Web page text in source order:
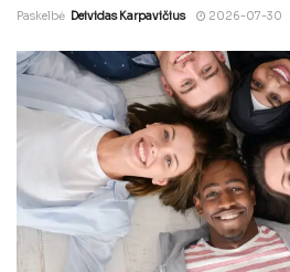
Paskelbė Deividas Karpavičius 2026-07-30